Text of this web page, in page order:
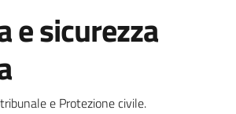
e sicurezza
e Protezione civile.